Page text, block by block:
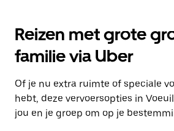
Reizen met grote
familie via Uber
Of je nu extra ruimte of speciale
hebt, deze vervoersopties in
jou en je groep om op je